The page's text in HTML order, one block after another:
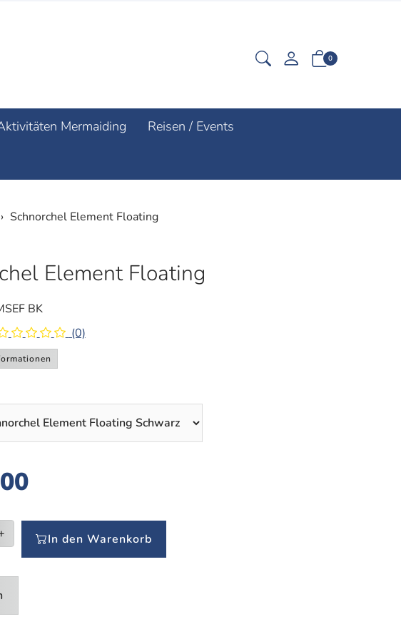
0
Mermaiding Reisen / Events
Schnorchel Element Floating
Element Floating
BK
(0)
In den Warenkorb